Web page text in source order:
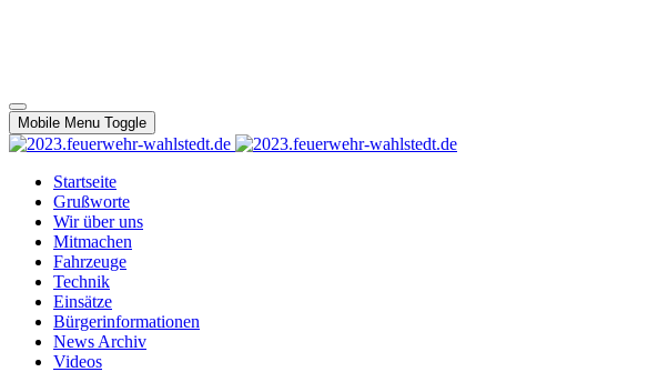
Mobile Menu Toggle
Startseite
Grußworte
Wir über uns
Mitmachen
Fahrzeuge
Technik
Einsätze
Bürgerinformationen
News Archiv
Videos